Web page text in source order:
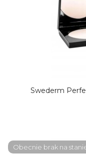
Swederm
Obecnie brak na